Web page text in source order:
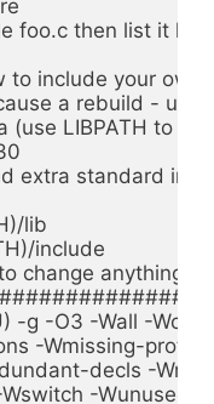
foo.c then list it
to include your
a rebuild - use
LIBPATH to
extra standard
lib
include
change anything
-g -O3 -Wall -